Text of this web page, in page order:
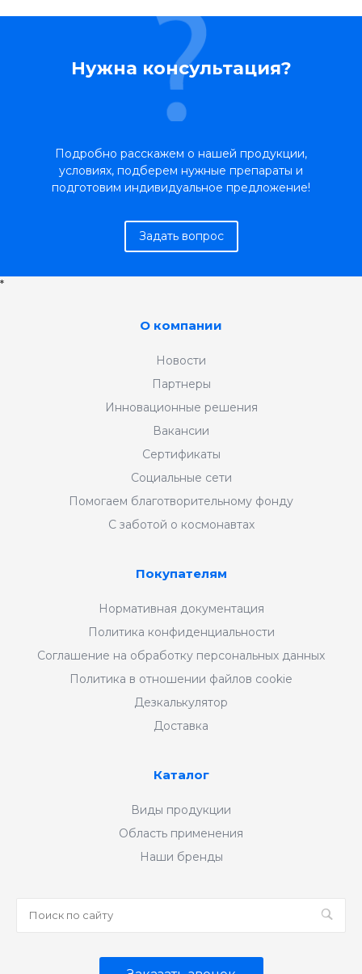
Нужна консультация?
Подробно расскажем о нашей продукции,
условиях, подберем нужные препараты и
подготовим индивидуальное предложение!
Задать вопрос
*
О компании
Новости
Партнеры
Инновационные решения
Вакансии
Сертификаты
Социальные сети
Помогаем благотворительному фонду
С заботой о космонавтах
Покупателям
Нормативная документация
Политика конфиденциальности
Соглашение на обработку персональных данных
Политика в отношении файлов cookie
Дезкалькулятор
Доставка
Каталог
Виды продукции
Область применения
Наши бренды